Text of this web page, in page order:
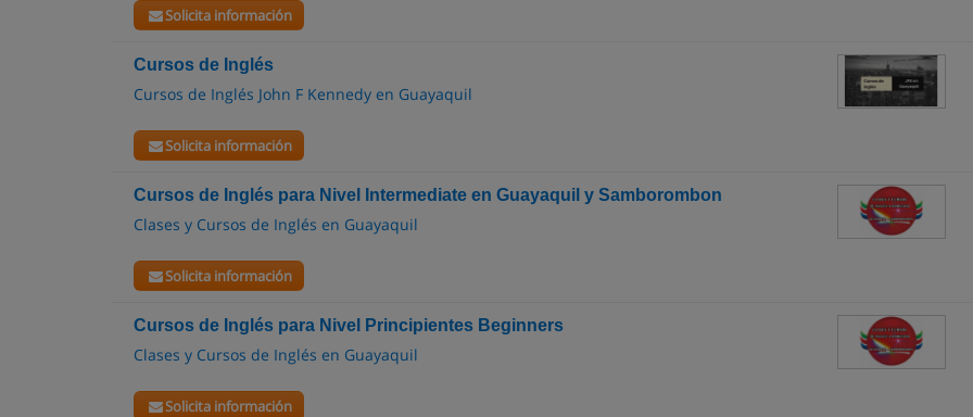
Solicita información
Cursos de Inglés
Cursos de Inglés John F Kennedy en Guayaquil
Solicita información
Cursos de Inglés para Nivel Intermediate en Guayaquil y Samborombon
Clases y Cursos de Inglés en Guayaquil
Solicita información
Cursos de Inglés para Nivel Principientes Beginners
Clases y Cursos de Inglés en Guayaquil
Solicita información